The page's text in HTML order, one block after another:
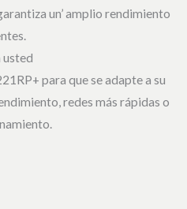
un’ amplio rendimiento
usted
para que se adapte a su
redes más rápidas o